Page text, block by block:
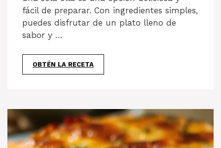
fácil de preparar. Con ingredientes simples,
puedes disfrutar de un plato lleno de
sabor y …
OBTÉN LA RECETA